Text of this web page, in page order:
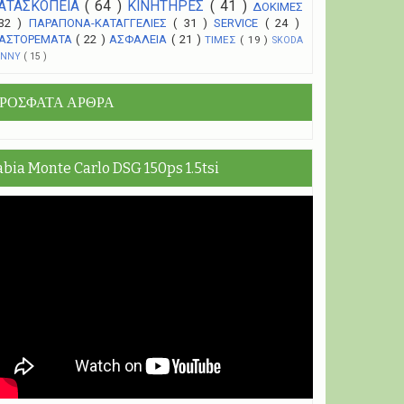
( 64 ) ΚΙΝΗΤΗΡΕΣ ( 41 ) ΔΟΚΙΜΕΣ
) ΠΑΡΑΠΟΝΑ-ΚΑΤΑΓΓΕΛΙΕΣ( 31 )SERVICE ( 24 )
( 22 )ΑΣΦΑΛΕΙΑ( 21 )ΤΙΜΕΣ ( 19 )SKODA
( 15 )
ΑΡΘΡΑ
Monte Carlo DSG 150ps 1.5tsi